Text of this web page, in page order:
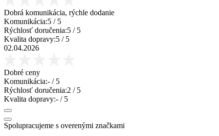
Dobrá komunikácia, rýchle dodanie
Komunikácia:5 / 5
Rýchlosť doručenia:5 / 5
Kvalita dopravy:5 / 5
02.04.2026
Dobré ceny
Komunikácia:- / 5
Rýchlosť doručenia:2 / 5
Kvalita dopravy:- / 5
Spolupracujeme s overenými značkami